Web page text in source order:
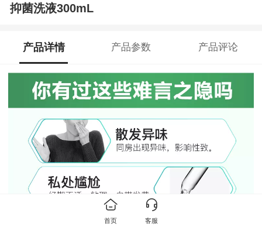
抑菌洗液300mL
产品详情 产品参数 产品评论
首页 客服